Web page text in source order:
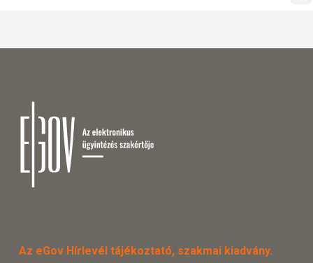
Az eGov Hírlevél tájékoztató, szakmai kiadvány.